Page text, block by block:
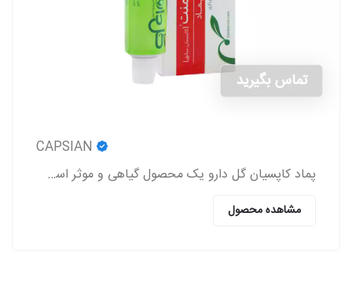
تماس بگیرید
پماد کاپسیان گل دارو یک محصول گیاهی و موثر است که باعث برطرف شدن درد روماتیسم و نورالژی، رفع درد و اسپاسم‌های عضلانی، بهبود درد کمر و مشکلات این چنینی
مشاهده محصول